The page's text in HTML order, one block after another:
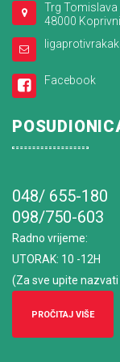
Trg Tomislava
48000
Facebook
048/ 655-180
098/750-603
Radno vrijeme:
UTORAK: 10 -12H
(Za sve upite
PROČITAJ VIŠE